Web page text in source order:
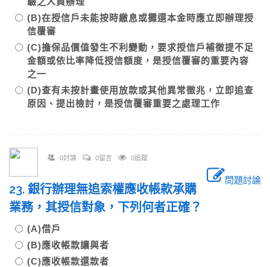
(B)在授信戶未能按時繳息或攤還本金時應立即辦理授
信覆審
(C)擔保品價值發生不利變動，要求授信戶補徵提不足
金額或依比率降低授信額度，是授信覆審的重要內容
之一
(D)查有未按計畫使用放款或其他異常徵兆，立即追查
原因、提出檢討，是授信覆審重要之處理工作
0討論 0留言 0追蹤
問題討論
23. 銀行辦理無追索權應收帳款承購
業務，其授信對象，下列何者正確？
(A)借戶
(B)應收帳款讓與者
(C)應收帳款還款者